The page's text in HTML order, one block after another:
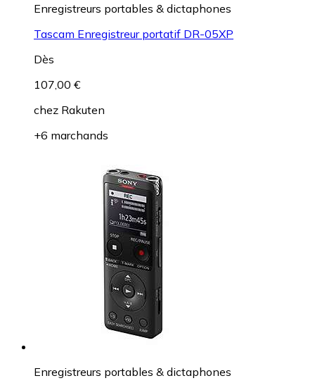
Enregistreurs portables & dictaphones
Tascam Enregistreur portatif DR-05XP
Dès
107,00 €
chez Rakuten
+6 marchands
Enregistreurs portables & dictaphones